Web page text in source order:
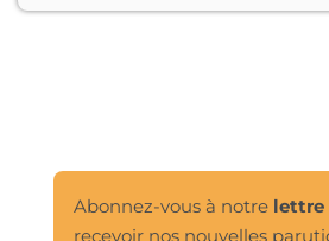
« réhabilitation divine de la Matière
Abonnez-vous à notre lettre
recevoir nos nouvelles